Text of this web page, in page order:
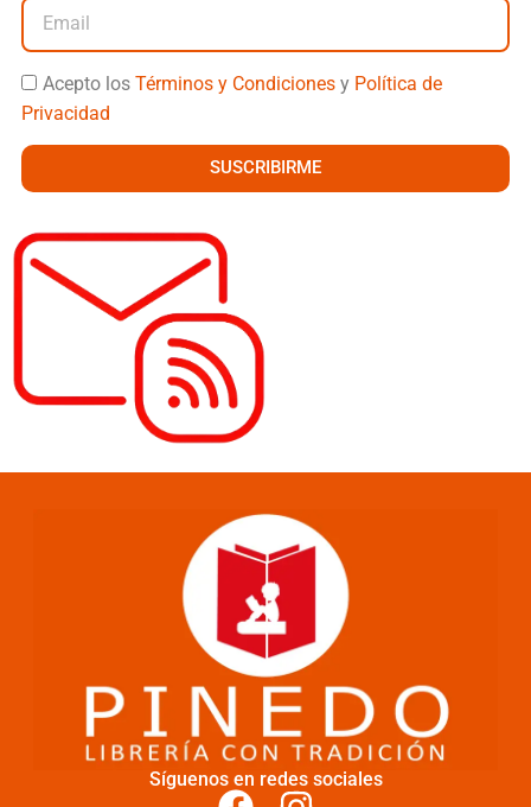
Acepto los Términos y Condicionesy Política de
Privacidad
SUSCRIBIRME
Síguenos en redes sociales